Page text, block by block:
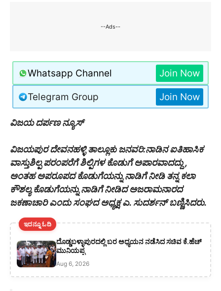
--Ads--
Whatsapp Channel Join Now
Telegram Group Join Now
ವಿಜಯ ದರ್ಪಣ ನ್ಯೂಸ್
ವಿಜಯಪುರ ದೇವನಹಳ್ಳಿ ತಾಲ್ಲೂಕು ಜನವರಿ:ನಾಡಿನ ಐತಿಹಾಸಿಕ
ವಾಸ್ತುಶಿಲ್ಪ ಪರಂಪರೆಗೆ ಶಿಲ್ಪಿಗಳ ಕೊಡುಗೆ ಅಪಾರವಾದದ್ದು ,
ಅಂತಹ ಅಪರೂಪದ ಕೊಡುಗೆಯನ್ನು ನಾಡಿಗೆ ನೀಡಿ ತನ್ನ ಕಲಾ
ಕೌಶಲ್ಯ ಕೊಡುಗೆಯನ್ನು ನಾಡಿಗೆ ನೀಡಿದ ಅಜರಾಮನಾರದ
ಜಕಣಾಚಾರಿ ಎಂದು ಸಂಘದ ಅಧ್ಯಕ್ಷ ಎ. ಸುದರ್ಶನ್ ಬಣ್ಣಿಸಿದರು.
ಇದನ್ನೂ ಓದಿ
ದೊಡ್ಡಬಳ್ಳಾಪುರದಲ್ಲಿ ಬರ ಅಧ್ಯಯನ ನಡೆಸಿದ ಸಚಿವ ಕೆ.ಹೆಚ್
ಮುನಿಯಪ್ಪ
Aug 6, 2026